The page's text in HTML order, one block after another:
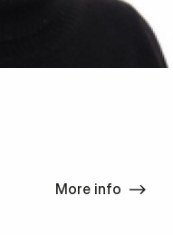
More info